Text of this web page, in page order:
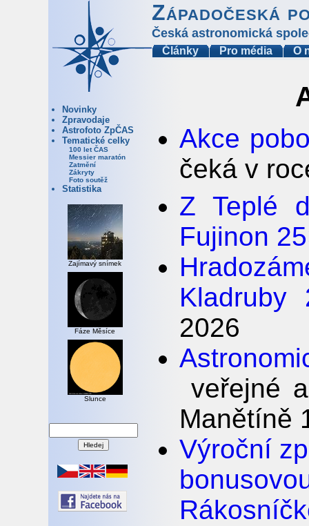
Západočeská
Česká astronomická
Články Pro média O
Novinky
Zpravodaje
Astrofoto ZpČAS
Tematické celky
100 let ČAS
Messier maratón
Zatmění
Zákryty
Foto soutěž
Statistika
Zajímavý snímek
Fáze Měsíce
Slunce
Akce
čeká v
Z Teplé
Fujinon
Kladruby
2026
veřejné
Manětíně
Výroční